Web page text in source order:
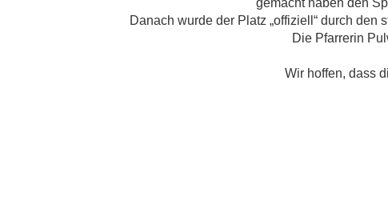
gemacht haben den
Danach wurde der Platz „offiziell“ durch den
Die Pfarrerin
Wir hoffen, dass